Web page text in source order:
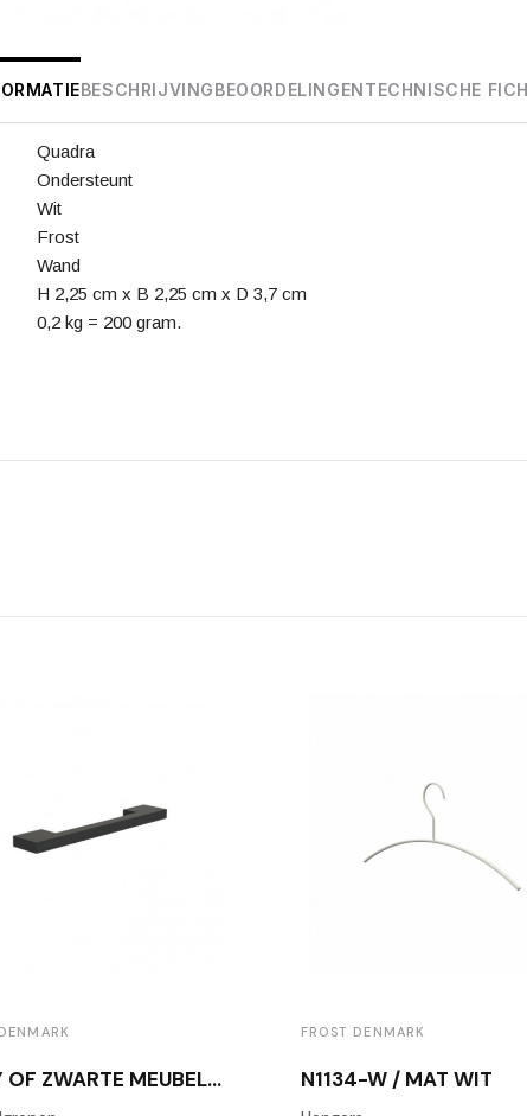
BESCHRIJVINGBEOORDELINGENTECHNISCHE
Quadra
Ondersteunt
Wit
Frost
Wand
H 2,25 cm x B 2,25 cm x D 3,7 cm
0,2 kg = 200 gram.
COPY OF ZWARTE MEUBELKNOP BERTRAM BEERBAUM BB26/160 ZWART
FROST DENMARK
N1134-W / MAT WIT